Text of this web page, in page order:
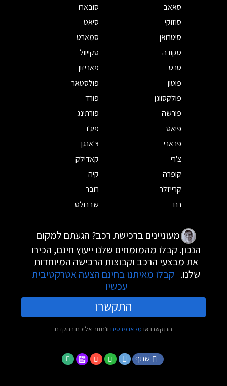
סאאב
סובארו
סוזוקי
סיאט
סיטרואן
סמארט
סקודה
סקייוול
סרס
פאריזון
פוטון
פולסטאר
פולקסווגן
פורד
פורשה
פורתינג
פיאט
פיג'ו
פרארי
צ'אנגן
צ'רי
קאדילק
קופרה
קיה
קרייזלר
רובר
רנו
שברולט
מעוניינים ברכישת רכב? הגעתם למקום
הנכון. קבלו מהמומחים שלנו ייעוץ חינם, הכירו
את מבצעי הרכב וקבוצות הרכישה המיוחדות
שלנו. קבלו מאיתנו בחינם הצעה אטרקטיבית
עכשיו
התקשרו
התקשרו או מלאו פרטים ונחזור אליכם בהקדם
שתף